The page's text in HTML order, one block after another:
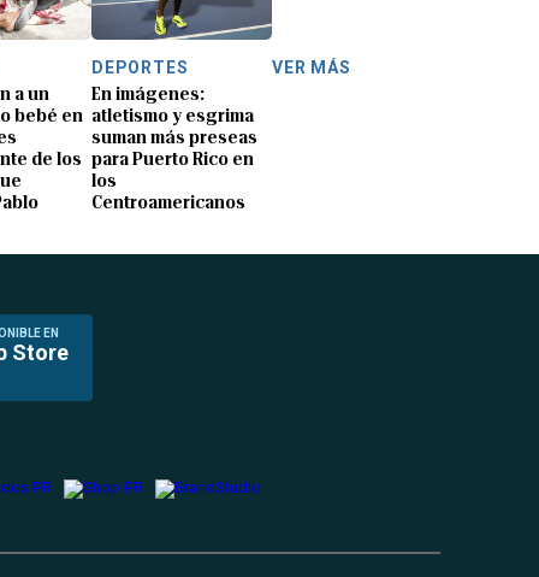
a un
bebé en
de los
DEPORTES
En imágenes:
atletismo y esgrima
suman más preseas
para Puerto Rico en
los
Centroamericanos
VER MÁS
EN
Store